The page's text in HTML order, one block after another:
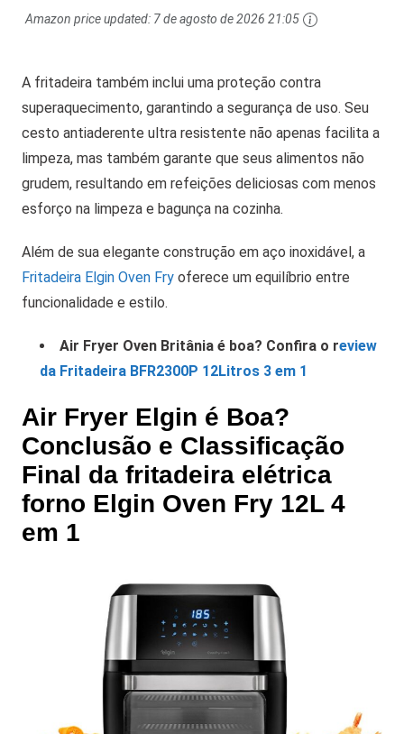
Amazon price updated: 7 de agosto de 2026 21:05
A fritadeira também inclui uma proteção contra
superaquecimento, garantindo a segurança de uso. Seu
cesto antiaderente ultra resistente não apenas facilita a
limpeza, mas também garante que seus alimentos não
grudem, resultando em refeições deliciosas com menos
esforço na limpeza e bagunça na cozinha.
Além de sua elegante construção em aço inoxidável, a
Fritadeira Elgin Oven Fry oferece um equilíbrio entre
funcionalidade e estilo.
Air Fryer Oven Britânia é boa? Confira o review
da Fritadeira BFR2300P 12Litros 3 em 1
Air Fryer Elgin é Boa?
Conclusão e Classificação
Final da fritadeira elétrica
forno Elgin Oven Fry 12L 4
em 1